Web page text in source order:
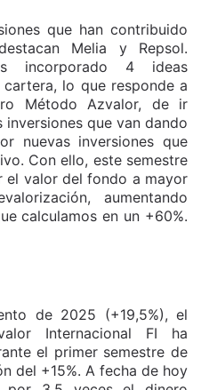
que han contribuido
Melia y Repsol.
incorporado 4 ideas
lo que responde a
Método Azvalor, de ir
que van dando
nuevas inversiones que
Con ello, este semestre
el valor del fondo a mayor
aumentando
calculamos en un +60%.
de 2025 (+19,5%), el
Internacional FI ha
el primer semestre de
del +15%. A fecha de hoy